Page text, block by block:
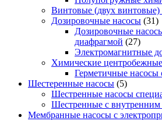
Винтовые (двух винтовые)
Дозировочные насосы (31)
Дозировочные
диафрагмой (27)
Электромагнитные
Химические
Герметичные
Шестеренные насосы (5)
Шестренные насосы
Шестренные с внутренним
Мембранные насосы с